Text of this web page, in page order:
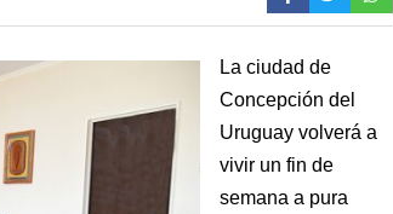
La ciudad de
Concepción del
Uruguay volverá a
vivir un fin de
semana a pura